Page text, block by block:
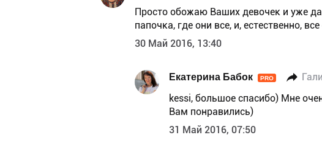
Просто обожаю Ваших девочек и уже
папочка, где они все, и, естественно,
30 Май 2016, 13:40
Екатерина Бабок PRO
kessi, большое спасибо) Мне
Вам понравились)
31 Май 2016, 07:50